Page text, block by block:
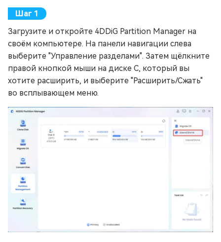
Загрузите и откройте 4DDiG Partition Manager на
своём компьютере. На панели навигации слева
выберите "Управление разделами". Затем щёлкните
правой кнопкой мыши на диске C, который вы
хотите расширить, и выберите "Расширить/Сжать"
во всплывающем меню.